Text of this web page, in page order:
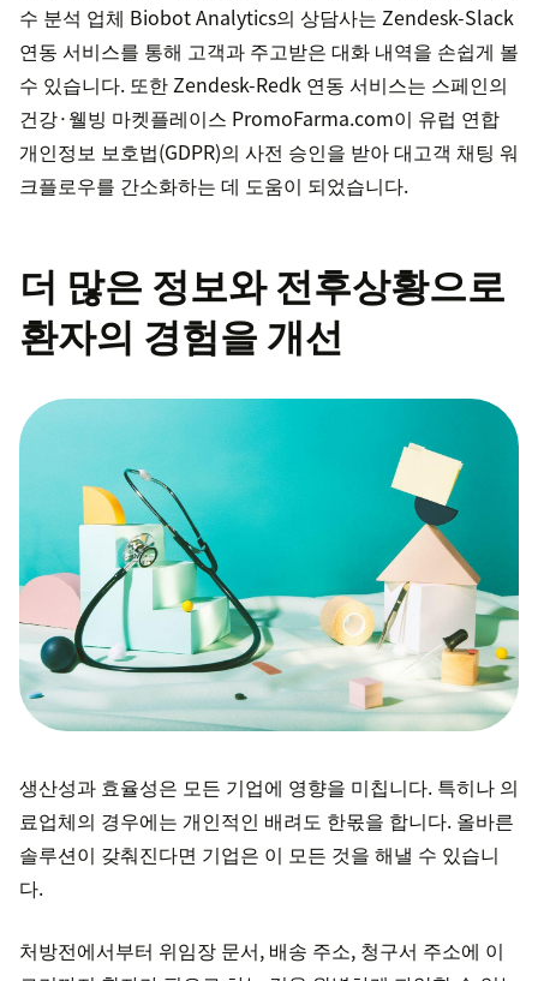
수 분석 업체 Biobot Analytics의 상담사는 Zendesk-Slack
연동 서비스를 통해 고객과 주고받은 대화 내역을 손쉽게 볼
수 있습니다. 또한 Zendesk-Redk 연동 서비스는 스페인의
건강·웰빙 마켓플레이스 PromoFarma.com이 유럽 연합
개인정보 보호법(GDPR)의 사전 승인을 받아 대고객 채팅 워
크플로우를 간소화하는 데 도움이 되었습니다.
더 많은 정보와 전후상황으로
환자의 경험을 개선
생산성과 효율성은 모든 기업에 영향을 미칩니다. 특히나 의
료업체의 경우에는 개인적인 배려도 한몫을 합니다. 올바른
솔루션이 갖춰진다면 기업은 이 모든 것을 해낼 수 있습니
다.
처방전에서부터 위임장 문서, 배송 주소, 청구서 주소에 이